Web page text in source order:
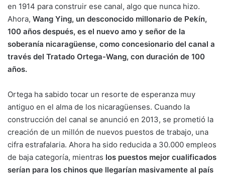
en 1914 para construir ese canal, algo que nunca hizo.
Ahora, Wang Ying, un desconocido millonario de Pekín,
100 años después, es el nuevo amo y señor de la
soberanía nicaragüense, como concesionario del canal a
través del Tratado Ortega-Wang, con duración de 100
años.
Ortega ha sabido tocar un resorte de esperanza muy
antiguo en el alma de los nicaragüenses. Cuando la
construcción del canal se anunció en 2013, se prometió la
creación de un millón de nuevos puestos de trabajo, una
cifra estrafalaria. Ahora ha sido reducida a 30.000 empleos
de baja categoría, mientras los puestos mejor cualificados
serían para los chinos que llegarían masivamente al país